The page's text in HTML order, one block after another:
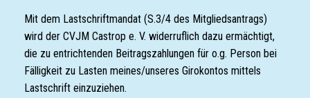
Mit dem Lastschriftmandat (S.3/4 des Mitgliedsantrags)
wird der CVJM Castrop e. V. widerruflich dazu ermächtigt,
die zu entrichtenden Beitragszahlungen für o.g. Person bei
Fälligkeit zu Lasten meines/unseres Girokontos mittels
Lastschrift einzuziehen.